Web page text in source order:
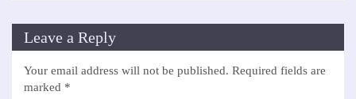
Leave a Reply
Your email address will not be published. Required fields are
marked *